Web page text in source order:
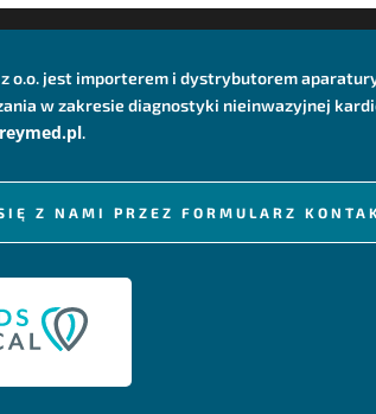
o.o. jest importerem i dystrybutorem
w zakresie diagnostyki nieinwazyjnej
reymed.pl.
Z NAMI PRZEZ FORMULARZ